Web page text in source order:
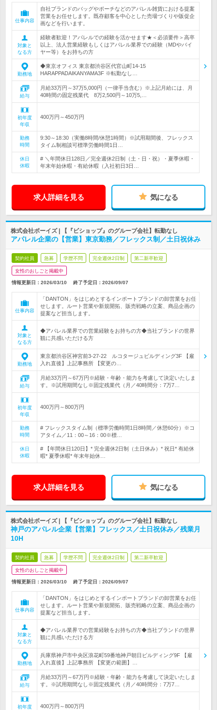
仕事内容
自社ブランドのバッグやポーチなどのアパレル雑貨における提案
営業をお任せします。既存顧客を中心とした売場づくりや販促企
画などを行います。
対象と
なる方
経験者歓迎！アパレルでの経験を活かせます★＜必須要件＞高卒
以上、法人営業経験もしくはアパレル業界での経験（MDやバイ
ヤー等）をお持ちの方
勤務地
◆東京オフィス 東京都渋谷区代官山町14-15
HARAPPADAIKANYAMA3F ※転勤なし…
給与
月給33万円～37万5,000円（一律手当含む）※上記月給には、月
40時間の固定残業代 8万2,500円～10万5,…
初年度
年収
400万円～450万円
勤務
時間
9:30～18:30（実働8時間/休憩1時間）※試用期間後、フレックス
タイム制相談可標準労働時間1日…
休日
休暇
# ＼年間休日128日／完全週休2日制（土・日・祝）・夏季休暇・
年末年始休暇・有給休暇（入社初日3日…
求人詳細を見る 気になる
株式会社ボーイズ | 【『ビショップ』のグループ会社】転勤なし
アパレル企業の【営業】東京勤務／フレックス制／土日祝休み
契約社員 急募 学歴不問 完全週休2日制 第二新卒歓迎
女性のおしごと掲載中
情報更新日：2026/03/10 終了予定日： 2026/09/07
仕事内容
「DANTON」をはじめとするインポートブランドの卸営業をお任
せします。ルート営業や新規開拓、販売戦略の立案、商品企画の
提案など担当します。
対象と
なる方
◆アパレル業界での営業経験をお持ちの方◆当社ブランドの世界
観に共感いただける方
勤務地
東京都渋谷区神宮前3-27-22 ルコタージュビルディング3F 【雇
入れ直後】上記事務所 【変更の…
給与
月給33万円～67万円※経験・年齢・能力を考慮して決定いたしま
す。※試用期間なし※固定残業代（月／40時間分：7万7…
初年度
年収
400万円～800万円
勤務
時間
# フレックスタイム制（標準労働時間1日8時間／休憩60分）※コ
アタイム／11：00～16：00※標…
休日
休暇
# 【年間休日120日】* 完全週休2日制（土日休み）* 祝日* 有給休
暇* 夏季休暇* 年末年始休…
求人詳細を見る 気になる
株式会社ボーイズ | 【『ビショップ』のグループ会社】転勤なし
神戸のアパレル企業【営業】フレックス／土日祝休み／残業月
10H
契約社員 急募 学歴不問 完全週休2日制 第二新卒歓迎
女性のおしごと掲載中
情報更新日：2026/03/10 終了予定日： 2026/09/07
仕事内容
「DANTON」をはじめとするインポートブランドの卸営業をお任
せします。ルート営業や新規開拓、販売戦略の立案、商品企画の
提案など担当します。
対象と
なる方
◆アパレル業界での営業経験をお持ちの方◆当社ブランドの世界
観に共感いただける方
勤務地
兵庫県神戸市中央区浪花町59番地神戸朝日ビルディング9F 【雇
入れ直後】上記事務所 【変更の範囲】…
給与
月給33万円～67万円※経験・年齢・能力を考慮して決定いたしま
す。※試用期間なし※固定残業代（月／40時間分：7万7…
初年度
400万円～800万円